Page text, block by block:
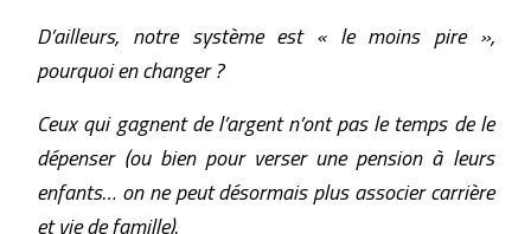
D’ailleurs, notre système est « le moins pire »,
pourquoi en changer ?
Ceux qui gagnent de l’argent n’ont pas le temps de le
dépenser (ou bien pour verser une pension à leurs
enfants… on ne peut désormais plus associer carrière
et vie de famille).